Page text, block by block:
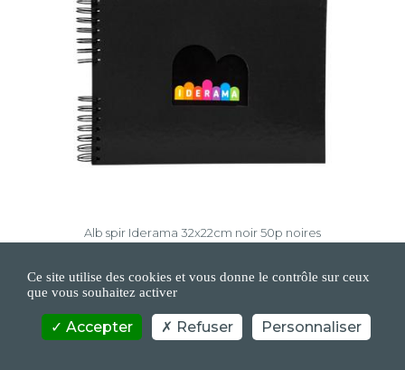
Alb spir Iderama 32x22cm noir 50p noires
Ce site utilise des cookies et vous donne le contrôle sur ceux
que vous souhaitez activer
Accepter Refuser Personnaliser